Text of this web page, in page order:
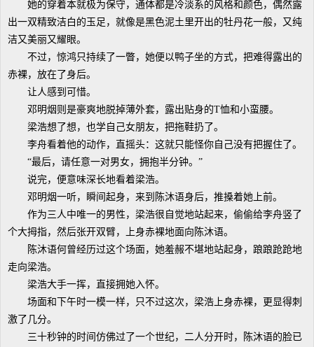
她的穿着本就极为保守，通体都是冷淡系的风格和颜色，偶然露
出一双精致洁白的玉足，就像是黑色泥土里开出的牡丹花一般，又纯
洁又美丽又耀眼。
不过，惊鸿只持续了一瞥，她便以鸭子坐的方式，把难得露出的
赤裸，放在了身后。
让人感到可惜。
邓明烟则是豪爽地脱掉薄外套，露出贴身的T恤和小蛮腰。
梁浩想了想，也学自己女朋友，把拖鞋扔了。
李舟看着他的动作，直摇头：这就只能怪你自己没有把握住了。
“最后，请任意一对男女，拥抱半分钟。”
说完，便意味深长地看着梁浩。
邓明烟一听，瞬间起身，来到陈沐语身后，推搡着她上前。
作为三人中唯一的男性，梁浩很自觉地站起来，偷偷给李舟竖了
个大拇指，然后张开双臂，上身赤裸地面向陈沐语。
陈沐语何曾经历过这个场面，她羞赧不堪地站起身，踉踉跄跄地
走向梁浩。
梁浩大手一挥，直接拥她入怀。
场面和下午时一模一样，只不过这次，梁浩上身赤裸，更显得刺
激了几分。
三十秒钟的时间仿佛过了一个世纪，二人分开时，陈沐语的脸已